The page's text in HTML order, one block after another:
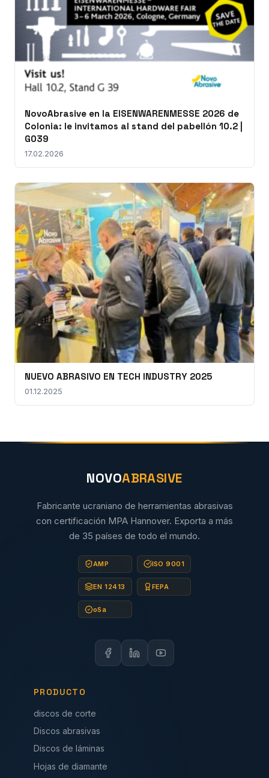
NovoAbrasive en la EISENWARENMESSE 2026 de
Colonia: le invitamos al stand del pabellón 10.2 |
G039
17.02.2026
NUEVO ABRASIVO EN TECH INDUSTRY 2025
01.12.2025
NOVOABRASIVE
Fabricante ucraniano de herramientas abrasivas
con certificación MPA Hannover. Exporta a más
de 35 países de todo el mundo.
AMP ISO 9001
EN 12413 FEPA
oSa
PRODUCTO
discos de corte
Discos abrasivas
Discos de láminas
Hojas de diamante